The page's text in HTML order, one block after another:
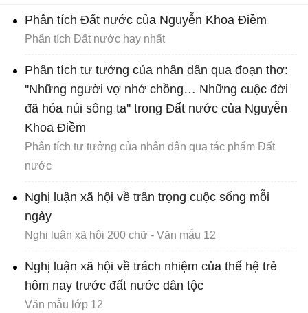
Phân tích Đất nước của Nguyễn Khoa Điềm
Phân tích Đất nước hay nhất
Phân tích tư tưởng của nhân dân qua đoạn thơ:
''Những người vợ nhớ chồng… Những cuộc đời
đã hóa núi sông ta'' trong Đất nước của Nguyễn
Khoa Điềm
Phân tích tư tưởng của nhân dân qua tác phẩm Đất
nước
Nghị luận xã hội về trân trọng cuộc sống mỗi
ngày
Nghị luận xã hội 200 chữ - Văn mẫu 12
Nghị luận xã hội về trách nhiệm của thế hệ trẻ
hôm nay trước đất nước dân tộc
Văn mẫu lớp 12